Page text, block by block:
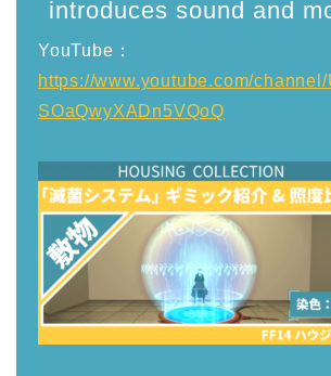
introduces sound and
YouTube：
https://www.youtube.com/
SOaQwyXADn5VQoQ